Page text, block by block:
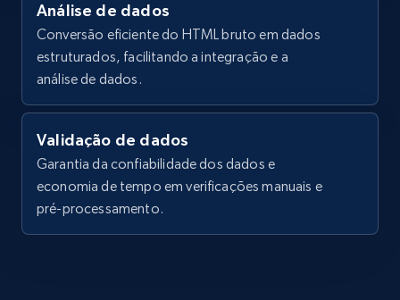
    "product_name": "Herbag Zip 20手提包",
    "description": "Militaire帆布和Hunter母
牛皮手提包。 - 馬鞍釘釦 - 外側拉鍊後袋 - 可折疊
手提把 - 肩帶 - 可肩背或斜背 作品以手工打造，與
標註尺寸或有差異。. 尺寸：長20.5 x 寬16.5 x 高
7 cm | 肩帶長度（含釦環...",
    "currency": "TWD",
    "in_stock": false,
  {
    "db_source": "1784250440321",
Análise de dados
Conversão eficiente do HTML bruto em dados
estruturados, facilitando a integração e a
análise de dados.
Validação de dados
Garantia da confiabilidade dos dados e
economia de tempo em verificações manuais e
pré-processamento.